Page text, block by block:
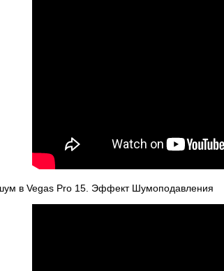
в Vegas Pro 15. Эффект Шумоподавления